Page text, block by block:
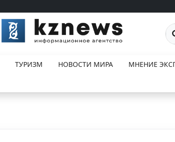
ТУРИЗМ НОВОСТИ МИРА
МНЕНИЕ